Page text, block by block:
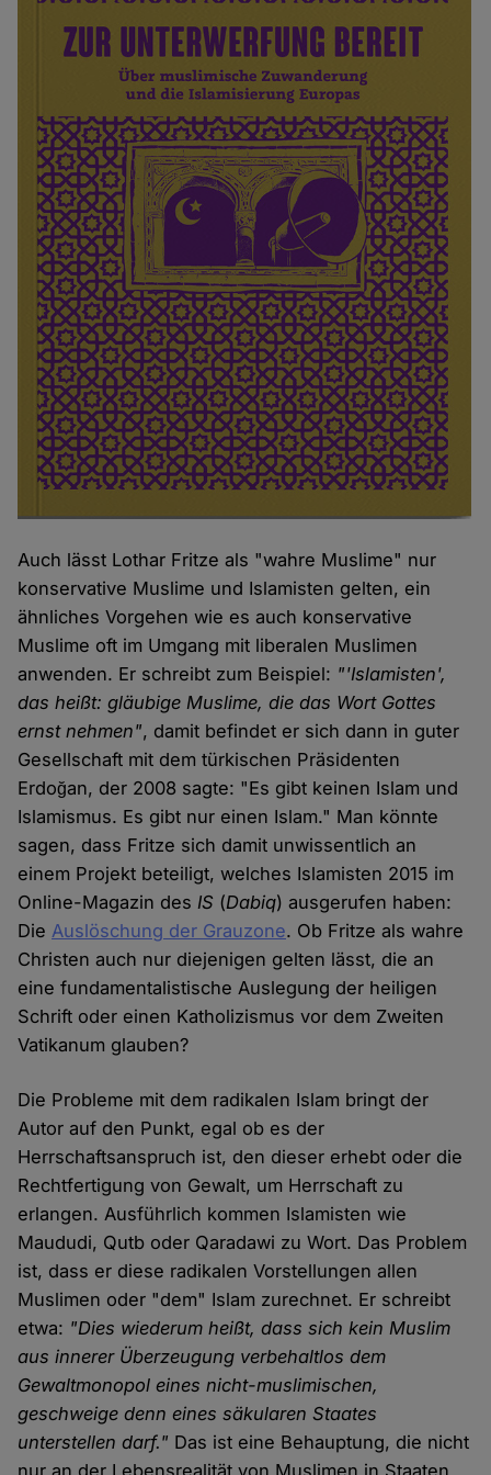
Auch lässt Lothar Fritze als "wahre Muslime" nur
konservative Muslime und Islamisten gelten, ein
ähnliches Vorgehen wie es auch konservative
Muslime oft im Umgang mit liberalen Muslimen
anwenden. Er schreibt zum Beispiel: "'Islamisten',
das heißt: gläubige Muslime, die das Wort Gottes
ernst nehmen", damit befindet er sich dann in guter
Gesellschaft mit dem türkischen Präsidenten
Erdoğan, der 2008 sagte: "Es gibt keinen Islam und
Islamismus. Es gibt nur einen Islam." Man könnte
sagen, dass Fritze sich damit unwissentlich an
einem Projekt beteiligt, welches Islamisten 2015 im
Online-Magazin des IS (Dabiq) ausgerufen haben:
Die Auslöschung der Grauzone. Ob Fritze als wahre
Christen auch nur diejenigen gelten lässt, die an
eine fundamentalistische Auslegung der heiligen
Schrift oder einen Katholizismus vor dem Zweiten
Vatikanum glauben?
Die Probleme mit dem radikalen Islam bringt der
Autor auf den Punkt, egal ob es der
Herrschaftsanspruch ist, den dieser erhebt oder die
Rechtfertigung von Gewalt, um Herrschaft zu
erlangen. Ausführlich kommen Islamisten wie
Maududi, Qutb oder Qaradawi zu Wort. Das Problem
ist, dass er diese radikalen Vorstellungen allen
Muslimen oder "dem" Islam zurechnet. Er schreibt
etwa: "Dies wiederum heißt, dass sich kein Muslim
aus innerer Überzeugung verbehaltlos dem
Gewaltmonopol eines nicht-muslimischen,
geschweige denn eines säkularen Staates
unterstellen darf." Das ist eine Behauptung, die nicht
nur an der Lebensrealität von Muslimen in Staaten